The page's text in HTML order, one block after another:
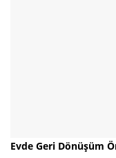
Evde Geri Dönüşüm